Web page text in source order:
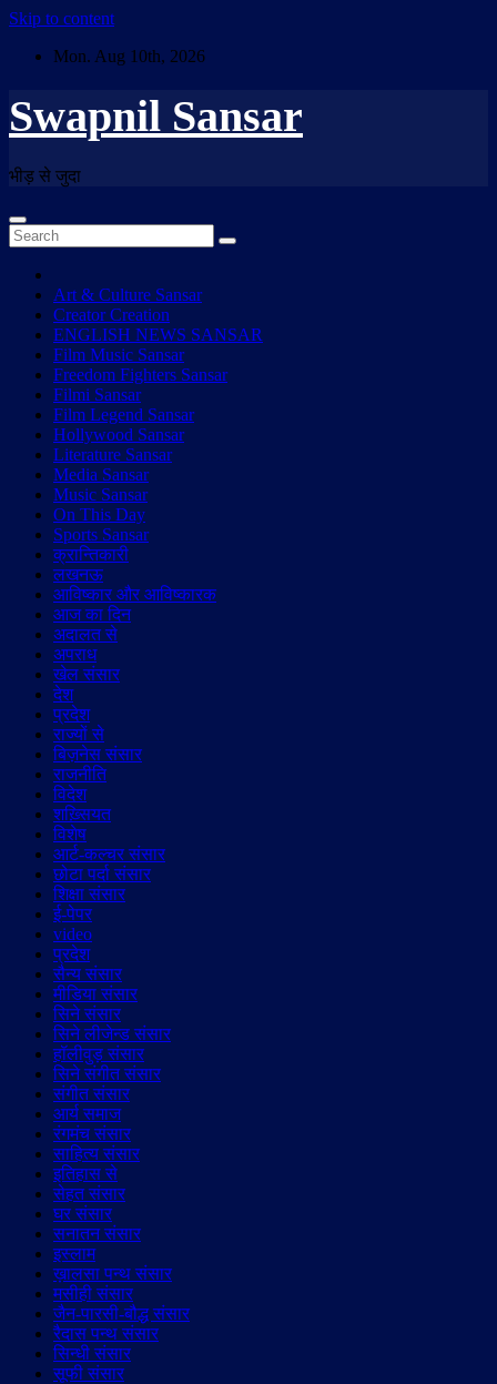
Skip to content
Mon. Aug 10th, 2026
Swapnil Sansar
भीड़ से जुदा
Art & Culture Sansar
Creator Creation
ENGLISH NEWS SANSAR
Film Music Sansar
Freedom Fighters Sansar
Filmi Sansar
Film Legend Sansar
Hollywood Sansar
Literature Sansar
Media Sansar
Music Sansar
On This Day
Sports Sansar
क्रान्तिकारी
लखनऊ
आविष्कार और आविष्कारक
आज का दिन
अदालत से
अपराध
खेल संसार
देश
प्रदेश
राज्यों से
बिज़नेस संसार
राजनीति
विदेश
शख़्सियत
विशेष
आर्ट-कल्चर संसार
छोटा पर्दा संसार
शिक्षा संसार
ई-पेपर
video
प्रदेश
सैन्य संसार
मीडिया संसार
सिने संसार
सिने लीजेन्ड संसार
हॉलीवुड़ संसार
सिने संगीत संसार
संगीत संसार
आर्य समाज
रंगमंच संसार
साहित्य संसार
इतिहास से
सेहत संसार
घर संसार
सनातन संसार
इस्लाम
ख़ालसा पन्थ संसार
मसीही संसार
जैन-पारसी-बौद्ध संसार
रैदास पन्थ संसार
सिन्धी संसार
सूफी संसार